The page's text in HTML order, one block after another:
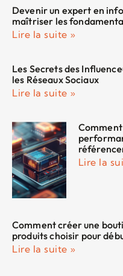
Devenir un expert en
maîtriser les
Lire la suite »
Les Secrets des
les Réseaux Sociaux
Lire la suite »
Lire la
Comment créer une
produits choisir pour
Lire la suite »